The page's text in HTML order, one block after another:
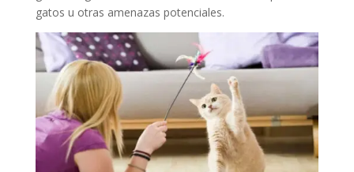
gatos u otras amenazas potenciales.